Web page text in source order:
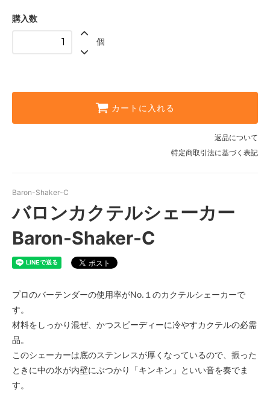
購入数
個
カートに入れる
返品について
特定商取引法に基づく表記
Baron-Shaker-C
バロンカクテルシェーカー
Baron-Shaker-C
プロのバーテンダーの使用率がNo.１のカクテルシェーカーで
す。
材料をしっかり混ぜ、かつスピーディーに冷やすカクテルの必需
品。
このシェーカーは底のステンレスが厚くなっているので、振った
ときに中の氷が内壁にぶつかり「キンキン」といい音を奏でま
す。